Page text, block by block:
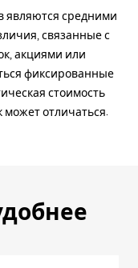
являются средними
связанные с
акциями или
фиксированные
стоимость
может отличаться.